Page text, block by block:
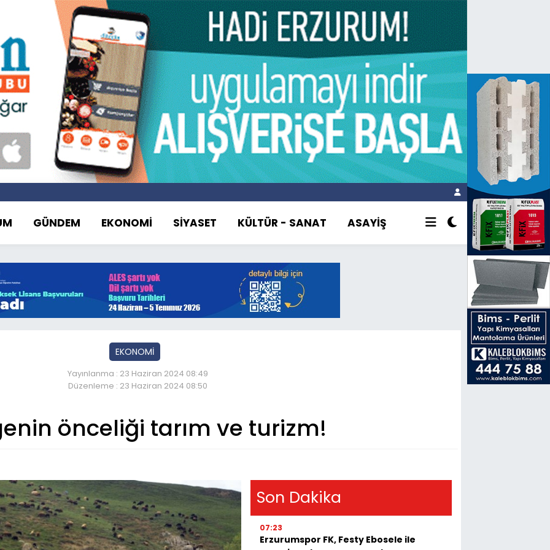
GÜNDEM EKONOMİ SİYASET KÜLTÜR - SANAT ASAYİŞ
EKONOMİ
Yayınlanma : 23 Haziran 2024 08:49
Düzenleme : 23 Haziran 2024 08:50
önceliği tarım ve turizm!
Son Dakika
07:23
Erzurumspor FK, Festy Ebosele ile